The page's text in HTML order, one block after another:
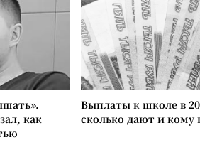
как
Выплаты к школе в
сколько дают и